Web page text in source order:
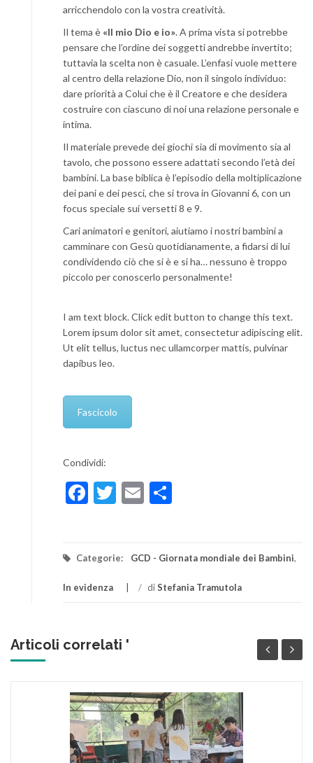
arricchendolo con la vostra creatività.
Il tema è «Il mio Dio e io». A prima vista si potrebbe
pensare che l’ordine dei soggetti andrebbe invertito;
tuttavia la scelta non è casuale. L’enfasi vuole mettere
al centro della relazione Dio, non il singolo individuo:
dare priorità a Colui che è il Creatore e che desidera
costruire con ciascuno di noi una relazione personale e
intima.
Il materiale prevede dei giochi sia di movimento sia al
tavolo, che possono essere adattati secondo l’età dei
bambini. La base biblica è l’episodio della moltiplicazione
dei pani e dei pesci, che si trova in Giovanni 6, con un
focus speciale sui versetti 8 e 9.
Cari animatori e genitori, aiutiamo i nostri bambini a
camminare con Gesù quotidianamente, a fidarsi di lui
condividendo ciò che si è e si ha… nessuno è troppo
piccolo per conoscerlo personalmente!
I am text block. Click edit button to change this text.
Lorem ipsum dolor sit amet, consectetur adipiscing elit.
Ut elit tellus, luctus nec ullamcorper mattis, pulvinar
dapibus leo.
Fascicolo
Condividi:
Facebook
Twitter
Email
Categorie: GCD - Giornata mondiale dei Bambini,
In evidenza / diStefania Tramutola
Articoli correlati '